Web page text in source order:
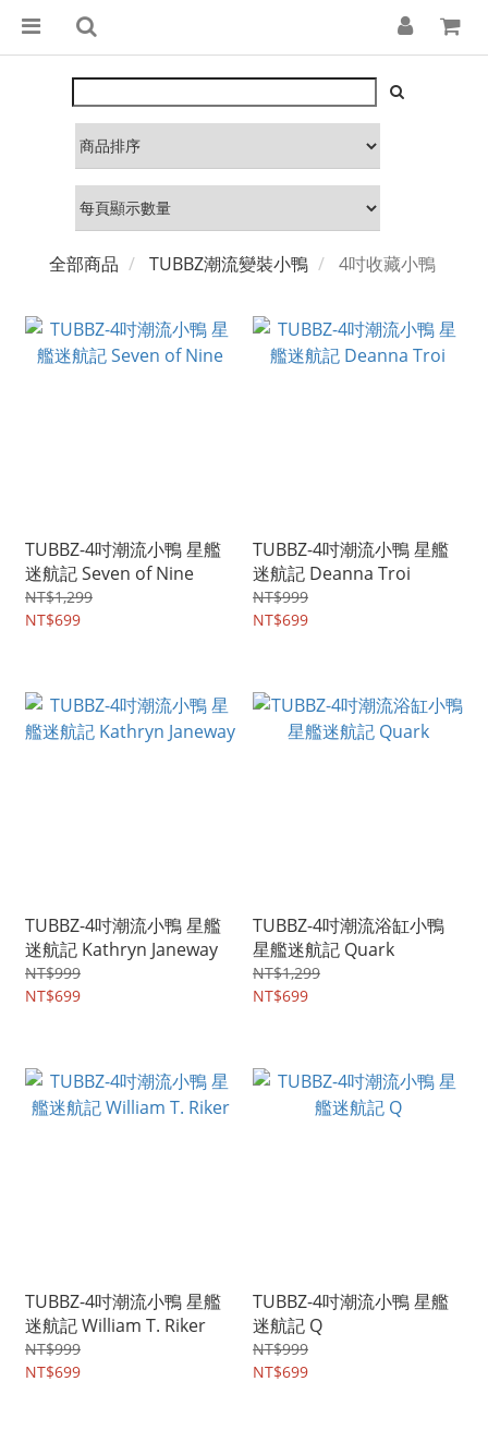
全部商品 TUBBZ潮流變裝小鴨 4吋收藏小鴨
TUBBZ-4吋潮流小鴨 星艦
迷航記 Seven of Nine
NT$1,299
NT$699
TUBBZ-4吋潮流小鴨 星艦
迷航記 Deanna Troi
NT$999
NT$699
TUBBZ-4吋潮流小鴨 星艦
迷航記 Kathryn Janeway
NT$999
NT$699
TUBBZ-4吋潮流浴缸小鴨
星艦迷航記 Quark
NT$1,299
NT$699
TUBBZ-4吋潮流小鴨 星艦
迷航記 William T. Riker
NT$999
NT$699
TUBBZ-4吋潮流小鴨 星艦
迷航記 Q
NT$999
NT$699